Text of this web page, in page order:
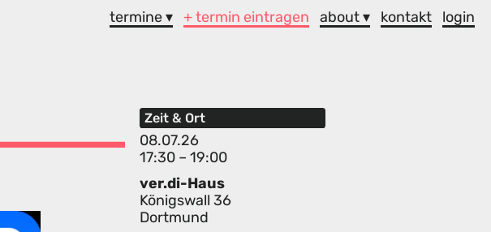
termine ▾ + termin eintragen about ▾ kontakt login
Zeit & Ort
08.07.26
17:30 – 19:00
ver.di-Haus
Königswall 36
Dortmund